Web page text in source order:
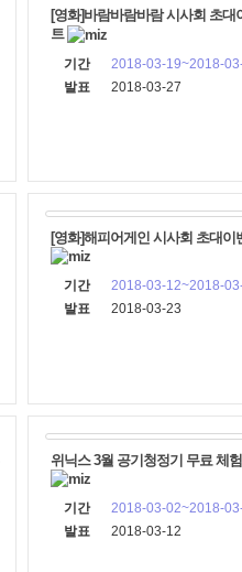
[영화]바람바람바람 시사회 초대
트
기간
2018-03-19~2018-
발표
2018-03-27
[영화]해피어게인 시사회 초대이
기간
2018-03-12~2018-
발표
2018-03-23
위닉스 3월 공기청정기 무료 체
기간
2018-03-02~2018-
발표
2018-03-12